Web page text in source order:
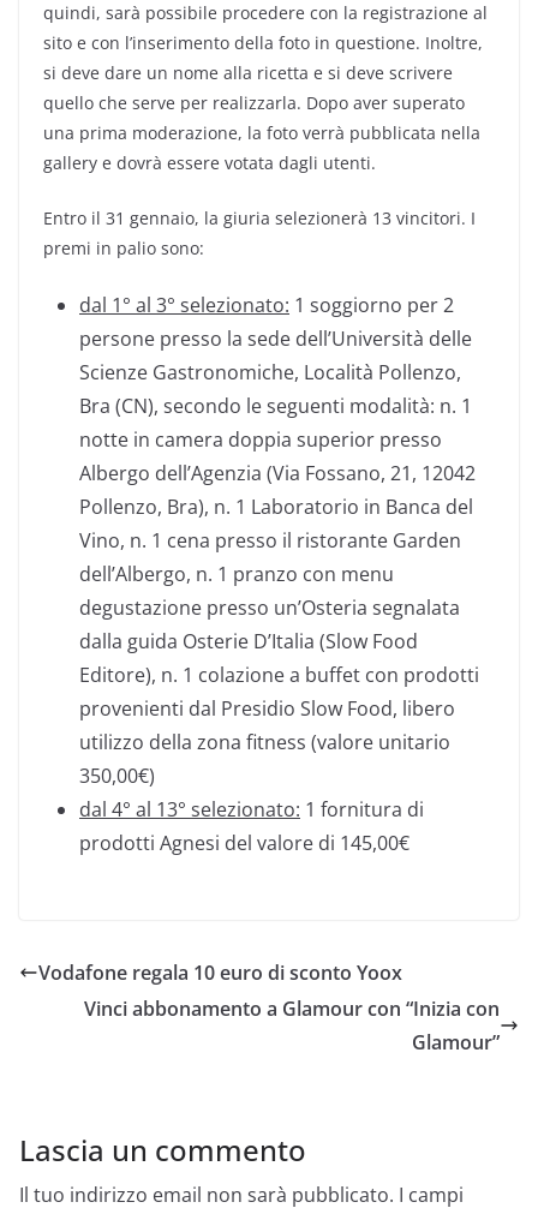
quindi, sarà possibile procedere con la registrazione al
sito e con l’inserimento della foto in questione. Inoltre,
si deve dare un nome alla ricetta e si deve scrivere
quello che serve per realizzarla. Dopo aver superato
una prima moderazione, la foto verrà pubblicata nella
gallery e dovrà essere votata dagli utenti.
Entro il 31 gennaio, la giuria selezionerà 13 vincitori. I
premi in palio sono:
dal 1° al 3° selezionato: 1 soggiorno per 2
persone presso la sede dell’Università delle
Scienze Gastronomiche, Località Pollenzo,
Bra (CN), secondo le seguenti modalità: n. 1
notte in camera doppia superior presso
Albergo dell’Agenzia (Via Fossano, 21, 12042
Pollenzo, Bra), n. 1 Laboratorio in Banca del
Vino, n. 1 cena presso il ristorante Garden
dell’Albergo, n. 1 pranzo con menu
degustazione presso un’Osteria segnalata
dalla guida Osterie D’Italia (Slow Food
Editore), n. 1 colazione a buffet con prodotti
provenienti dal Presidio Slow Food, libero
utilizzo della zona fitness (valore unitario
350,00€)
dal 4° al 13° selezionato: 1 fornitura di
prodotti Agnesi del valore di 145,00€
Vodafone regala 10 euro di sconto Yoox
Vinci abbonamento a Glamour con “Inizia con
Glamour”
Lascia un commento
Il tuo indirizzo email non sarà pubblicato. I campi